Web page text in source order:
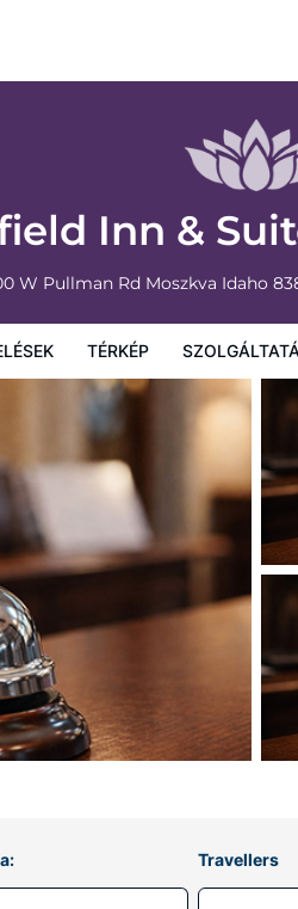
Inn &
W Pullman Rd Moszkva Idaho
TÉRKÉP
A
Travellers